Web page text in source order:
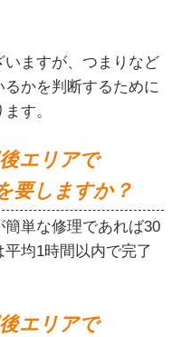
ますが、つまりなど
かを判断するために
す。
エリアで
要しますか？
単な修理であれば30
均1時間以内で完了
エリアで